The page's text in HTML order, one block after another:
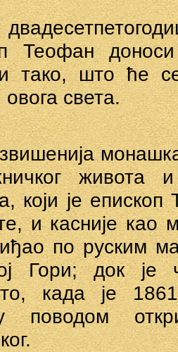
Теофан
тако, што ће
света.
живота
који је
и касније
по руским
Гори; док је
када је
поводом